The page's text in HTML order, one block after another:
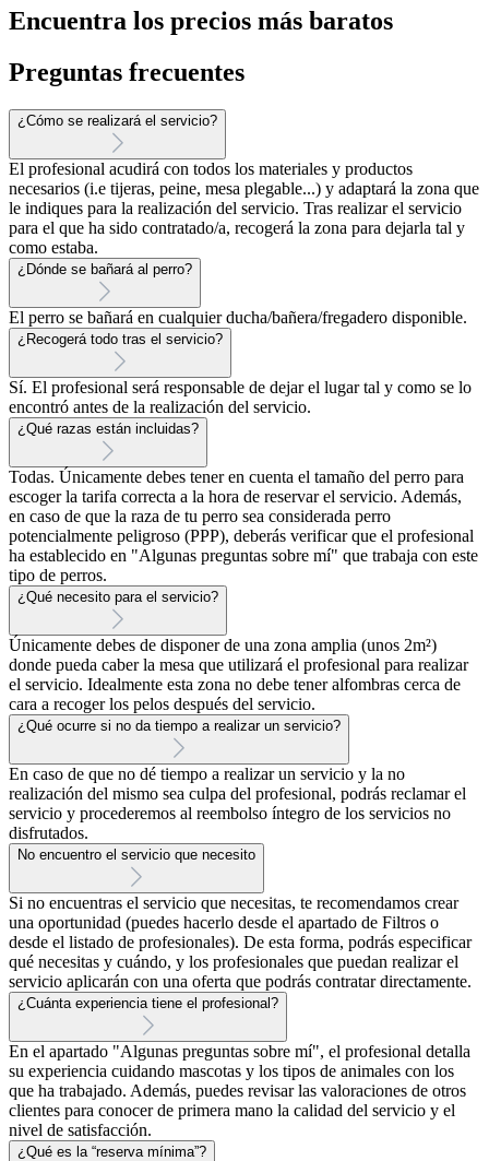
Encuentra los precios más baratos
Preguntas frecuentes
¿Cómo se realizará el servicio?
El profesional acudirá con todos los materiales y productos
necesarios (i.e tijeras, peine, mesa plegable...) y adaptará la zona que
le indiques para la realización del servicio. Tras realizar el servicio
para el que ha sido contratado/a, recogerá la zona para dejarla tal y
como estaba.
¿Dónde se bañará al perro?
El perro se bañará en cualquier ducha/bañera/fregadero disponible.
¿Recogerá todo tras el servicio?
Sí. El profesional será responsable de dejar el lugar tal y como se lo
encontró antes de la realización del servicio.
¿Qué razas están incluidas?
Todas. Únicamente debes tener en cuenta el tamaño del perro para
escoger la tarifa correcta a la hora de reservar el servicio. Además,
en caso de que la raza de tu perro sea considerada perro
potencialmente peligroso (PPP), deberás verificar que el profesional
ha establecido en "Algunas preguntas sobre mí" que trabaja con este
tipo de perros.
¿Qué necesito para el servicio?
Únicamente debes de disponer de una zona amplia (unos 2m²)
donde pueda caber la mesa que utilizará el profesional para realizar
el servicio. Idealmente esta zona no debe tener alfombras cerca de
cara a recoger los pelos después del servicio.
¿Qué ocurre si no da tiempo a realizar un servicio?
En caso de que no dé tiempo a realizar un servicio y la no
realización del mismo sea culpa del profesional, podrás reclamar el
servicio y procederemos al reembolso íntegro de los servicios no
disfrutados.
No encuentro el servicio que necesito
Si no encuentras el servicio que necesitas, te recomendamos crear
una oportunidad (puedes hacerlo desde el apartado de Filtros o
desde el listado de profesionales). De esta forma, podrás especificar
qué necesitas y cuándo, y los profesionales que puedan realizar el
servicio aplicarán con una oferta que podrás contratar directamente.
¿Cuánta experiencia tiene el profesional?
En el apartado "Algunas preguntas sobre mí", el profesional detalla
su experiencia cuidando mascotas y los tipos de animales con los
que ha trabajado. Además, puedes revisar las valoraciones de otros
clientes para conocer de primera mano la calidad del servicio y el
nivel de satisfacción.
¿Qué es la “reserva mínima”?